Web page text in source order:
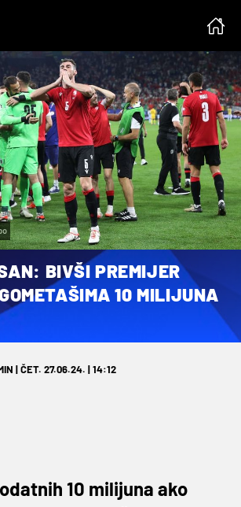
BIVŠI PREMIJER
10 MILIJUNA
| ČET. 27.06.24. | 14:12
10 milijuna ako